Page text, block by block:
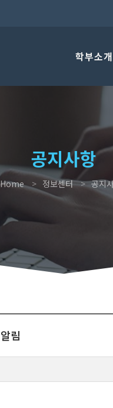
학부소개
공지사항
Home 정보센터 공지
림